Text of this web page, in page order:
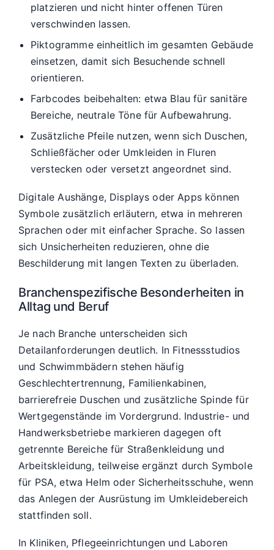
platzieren und nicht hinter offenen Türen
verschwinden lassen.
Piktogramme einheitlich im gesamten Gebäude
einsetzen, damit sich Besuchende schnell
orientieren.
Farbcodes beibehalten: etwa Blau für sanitäre
Bereiche, neutrale Töne für Aufbewahrung.
Zusätzliche Pfeile nutzen, wenn sich Duschen,
Schließfächer oder Umkleiden in Fluren
verstecken oder versetzt angeordnet sind.
Digitale Aushänge, Displays oder Apps können
Symbole zusätzlich erläutern, etwa in mehreren
Sprachen oder mit einfacher Sprache. So lassen
sich Unsicherheiten reduzieren, ohne die
Beschilderung mit langen Texten zu überladen.
Branchenspezifische Besonderheiten in
Alltag und Beruf
Je nach Branche unterscheiden sich
Detailanforderungen deutlich. In Fitnessstudios
und Schwimmbädern stehen häufig
Geschlechtertrennung, Familienkabinen,
barrierefreie Duschen und zusätzliche Spinde für
Wertgegenstände im Vordergrund. Industrie- und
Handwerksbetriebe markieren dagegen oft
getrennte Bereiche für Straßenkleidung und
Arbeitskleidung, teilweise ergänzt durch Symbole
für PSA, etwa Helm oder Sicherheitsschuhe, wenn
das Anlegen der Ausrüstung im Umkleidebereich
stattfinden soll.
In Kliniken, Pflegeeinrichtungen und Laboren